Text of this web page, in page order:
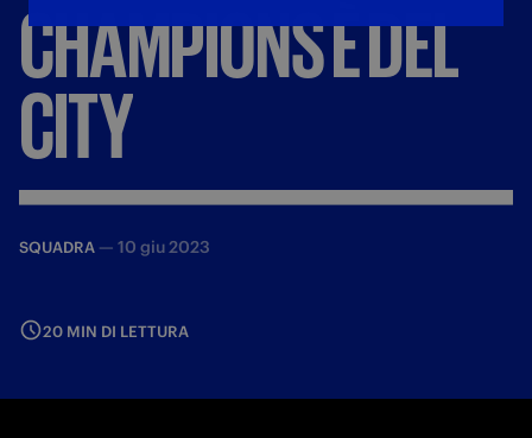
CHAMPIONSÈDEL
CITY
SQUADRA — 10 giu 2023
20 MIN DI LETTURA